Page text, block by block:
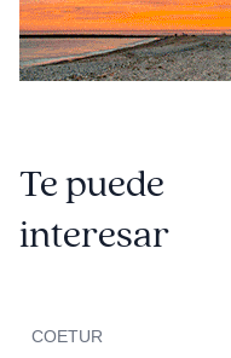
Te puede
interesar
COETUR